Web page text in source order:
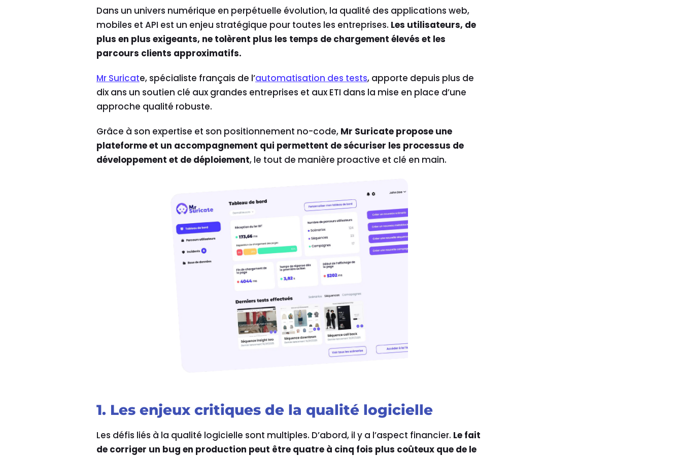
Dans un univers numérique en perpétuelle évolution, la qualité des applications web,
mobiles et API est un enjeu stratégique pour toutes les entreprises. Les utilisateurs, de
plus en plus exigeants, ne tolèrent plus les temps de chargement élevés et les
parcours clients approximatifs.
Mr Suricate, spécialiste français de l’automatisation des tests, apporte depuis plus de
dix ans un soutien clé aux grandes entreprises et aux ETI dans la mise en place d’une
approche qualité robuste.
Grâce à son expertise et son positionnement no-code, Mr Suricate propose une
plateforme et un accompagnement qui permettent de sécuriser les processus de
développement et de déploiement, le tout de manière proactive et clé en main.
1. Les enjeux critiques de la qualité logicielle
Les défis liés à la qualité logicielle sont multiples. D’abord, il y a l’aspect financier. Le fait
de corriger un bug en production peut être quatre à cinq fois plus coûteux que de le